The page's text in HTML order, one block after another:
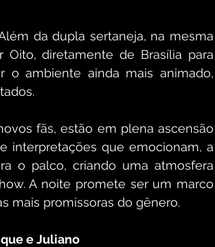
da dupla sertaneja, na mesma
diretamente de Brasília para
o ambiente ainda mais animado,
fãs, estão em plena ascensão
interpretações que emocionam, a
o palco, criando uma atmosfera
A noite promete ser um marco
mais promissoras do gênero.
e Juliano